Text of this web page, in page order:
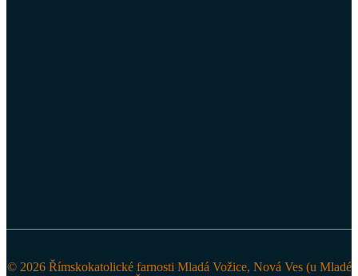
© 2026 Římskokatolické farnosti Mladá Vožice, Nová Ves (u Mladé